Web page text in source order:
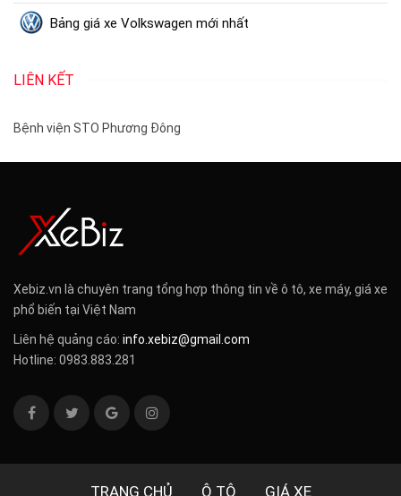
Bảng giá xe Volkswagen mới nhất
LIÊN KẾT
Bệnh viện STO Phương Đông
Xebiz.vn là chuyên trang tổng hợp thông tin về ô tô, xe máy, giá xe
phổ biến tại Việt Nam
Liên hệ quảng cáo: info.xebiz@gmail.com
Hotline: 0983.883.281
TRANG CHỦ Ô TÔ GIÁ XE